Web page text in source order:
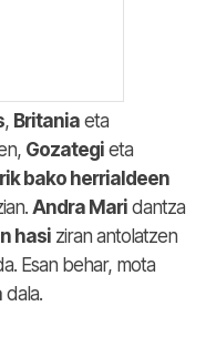
, Britania eta
Gozategi eta
bako herrialdeen
Andra Mari dantza
hasi ziran antolatzen
Esan behar, mota
dala.